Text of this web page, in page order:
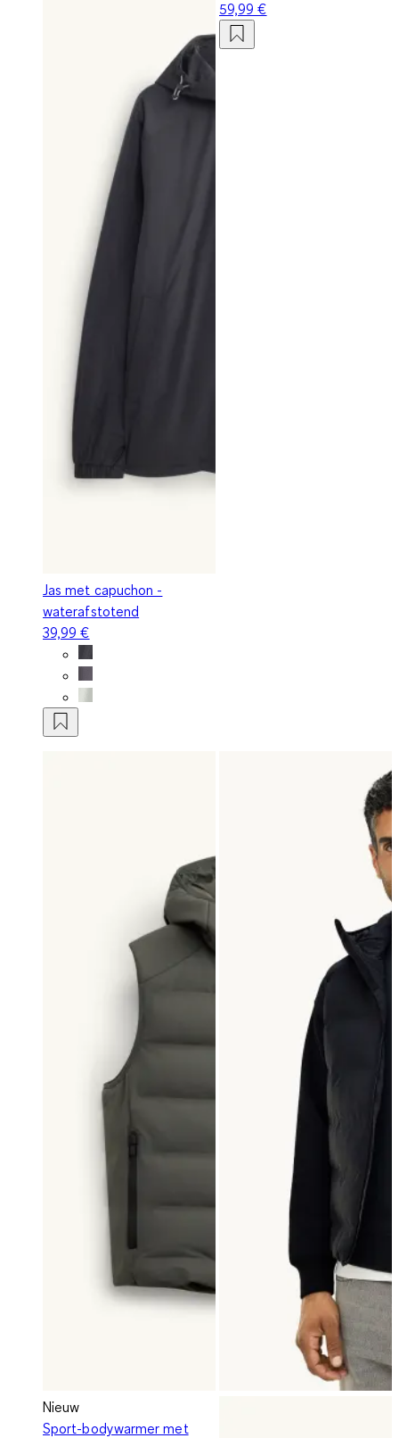
Jas met capuchon -
waterafstotend
39,99 €
59,99 €
Nieuw
Sport-bodywarmer met